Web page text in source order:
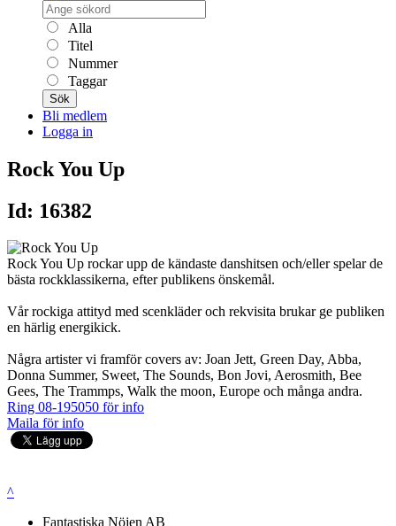
Alla
Titel
Nummer
Taggar
Sök
Bli medlem
Logga in
Rock You Up
Id: 16382
Rock You Up rockar upp de kändaste danshitsen och/eller spelar de
bästa rockklassikerna, efter publikens önskemål.
Vår rockiga attityd med scenkläder och rekvisita brukar ge publiken
en härlig energikick.
Några artister vi framför covers av: Joan Jett, Green Day, Abba,
Donna Summer, Sweet, The Sounds, Bon Jovi, Aerosmith, Bee
Gees, The Trammps, Walk the moon, Europe och många andra.
Ring 08-195050 för info
Maila för info
^
Fantastiska Nöjen AB